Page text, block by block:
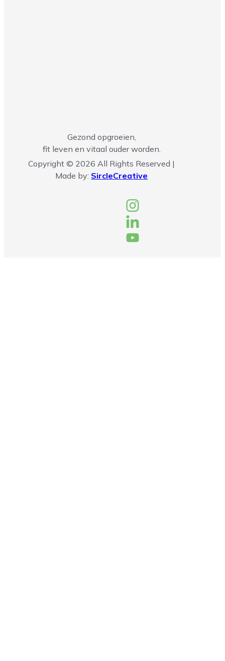
Gezond opgroeien,
fit leven en vitaal ouder worden.
Copyright © 2026 All Rights Reserved |
Made by: SircleCreative